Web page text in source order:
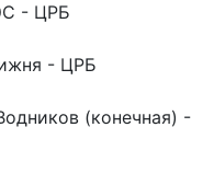
- ЦРБ
- ЦРБ
(конечная) -